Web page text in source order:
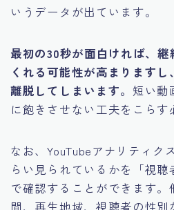
いうデータが出ています。
最初の30秒が面白ければ、
くれる可能性が高まります
離脱してしまいます。 短い動
に飽きさせない工夫をこらす
なお、YouTubeアナリティク
らい見られているかを「視
で確認することができます
間、再生地域、視聴者の性別